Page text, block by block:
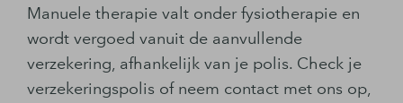
Manuele therapie valt onder fysiotherapie en
wordt vergoed vanuit de aanvullende
verzekering, afhankelijk van je polis. Check je
verzekeringspolis of neem contact met ons op,